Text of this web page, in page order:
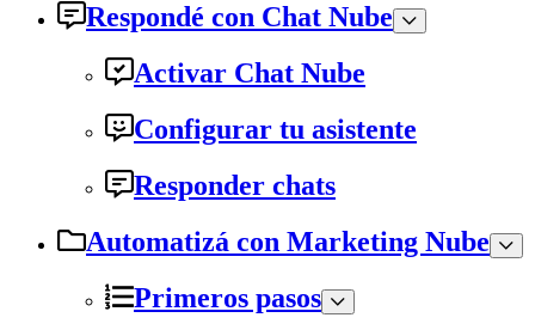
Respondé con Chat Nube
Activar Chat Nube
Configurar tu asistente
Responder chats
Automatizá con Marketing Nube
Primeros pasos